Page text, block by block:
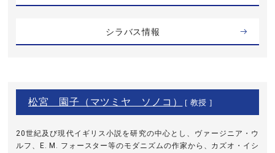
シラバス情報
松宮 園子（マツミヤ ソノコ） [ 教授 ]
20世紀及び現代イギリス小説を研究の中心とし、ヴァージニア・ウ
ルフ、E. M. フォースター等のモダニズムの作家から、カズオ・イシ